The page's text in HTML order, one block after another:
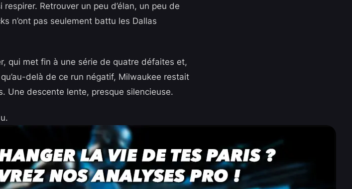
Retrouver un peu d’élan, un peu de
n’ont pas seulement battu les Dallas
qui met fin à une série de quatre défaites et,
delà de ce run négatif, Milwaukee restait
Une descente lente, presque silencieuse.